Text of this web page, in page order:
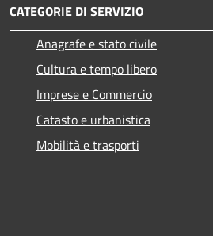
CATEGORIE DI SERVIZIO
Anagrafe e stato civile
Cultura e tempo libero
Imprese e Commercio
Catasto e urbanistica
Mobilità e trasporti